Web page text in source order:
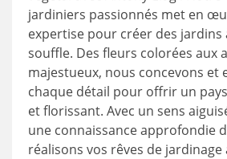
jardiniers passionnés met en
expertise pour créer des jardins
souffle. Des fleurs colorées aux
majestueux, nous concevons et
chaque détail pour offrir un
et florissant. Avec un sens
une connaissance approfondie
réalisons vos rêves de jardinage